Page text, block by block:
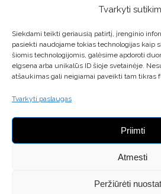
Tvarkyti
Siekdami teikti geriausią patirtį, įrenginio
pasiekti naudojame tokias technologijas kaip
šiomis technologijomis, galėsime apdoroti
elgsena arba unikalūs ID šioje svetainėje.
atšaukimas gali neigiamai paveikti tam tikras
Tvarkyti paslaugas
Priimti
Atmesti
Peržiūrėti
Naujanerių sodų 1-oji
+37067993067
Privatumo